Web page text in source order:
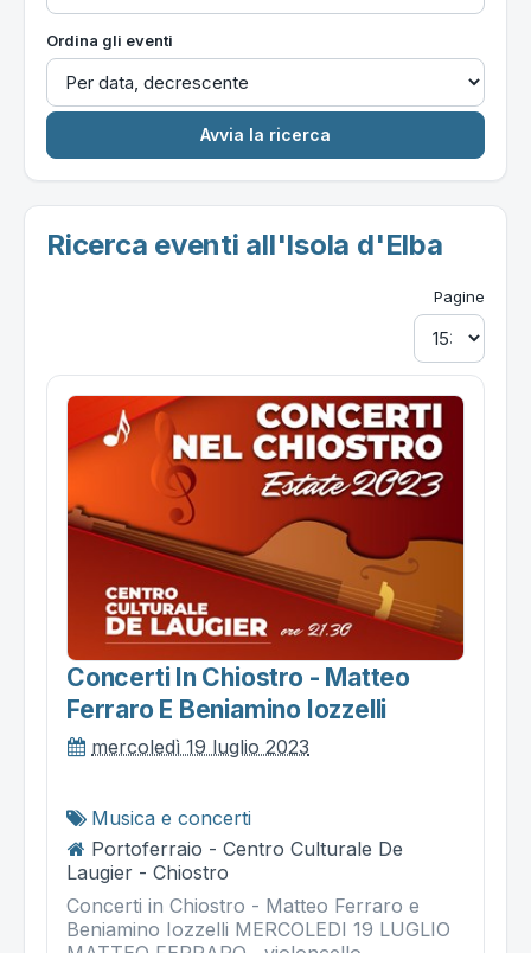
Ordina gli eventi
Ricerca eventi all'Isola d'Elba
Pagine
Concerti In Chiostro - Matteo
Ferraro E Beniamino Iozzelli
mercoledì 19 luglio 2023
Musica e concerti
Portoferraio - Centro Culturale De
Laugier - Chiostro
Concerti in Chiostro - Matteo Ferraro e
Beniamino Iozzelli MERCOLEDI 19 LUGLIO